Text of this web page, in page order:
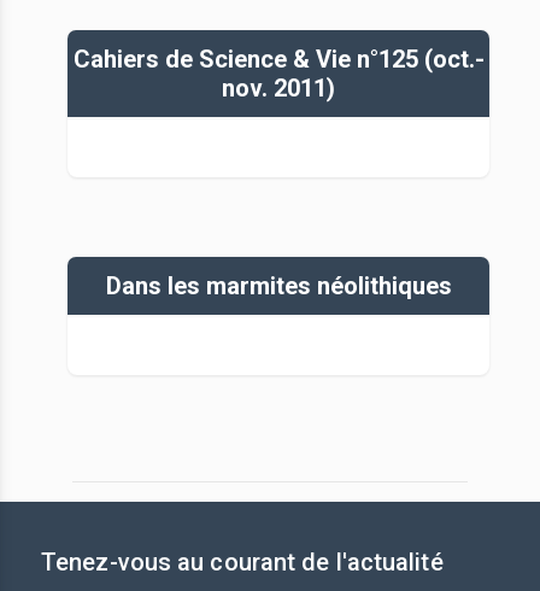
Cahiers de Science & Vie n°125 (oct.-
nov. 2011)
Dans les marmites néolithiques
Tenez-vous au courant de l'actualité